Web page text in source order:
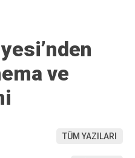
ve
TÜM YAZILARI